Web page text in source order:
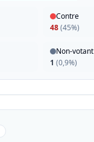
Contre
48(45%)
Non-votant
1 (0,9%)